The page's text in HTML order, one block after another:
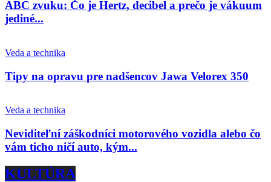
ABC zvuku: Čo je Hertz, decibel a prečo je vákuum
jediné...
Veda a technika
Tipy na opravu pre nadšencov Jawa Velorex 350
Veda a technika
Neviditeľní záškodníci motorového vozidla alebo čo
vám ticho ničí auto, kým...
KULTÚRA